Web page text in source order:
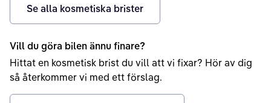
Se alla kosmetiska brister
Vill du göra bilen ännu finare?
Hittat en kosmetisk brist du vill att vi fixar? Hör av dig
så återkommer vi med ett förslag.